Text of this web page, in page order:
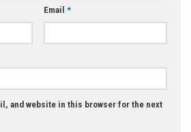
Email *
and website in this browser for the next